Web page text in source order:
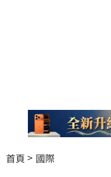
首頁 國際